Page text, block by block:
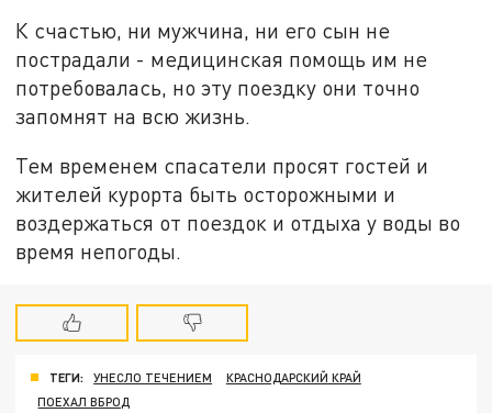
К счастью, ни мужчина, ни его сын не
пострадали - медицинская помощь им не
потребовалась, но эту поездку они точно
запомнят на всю жизнь.
Тем временем спасатели просят гостей и
жителей курорта быть осторожными и
воздержаться от поездок и отдыха у воды во
время непогоды.
ТЕГИ: УНЕСЛО ТЕЧЕНИЕМ
КРАСНОДАРСКИЙ КРАЙ
ПОЕХАЛ ВБРОД